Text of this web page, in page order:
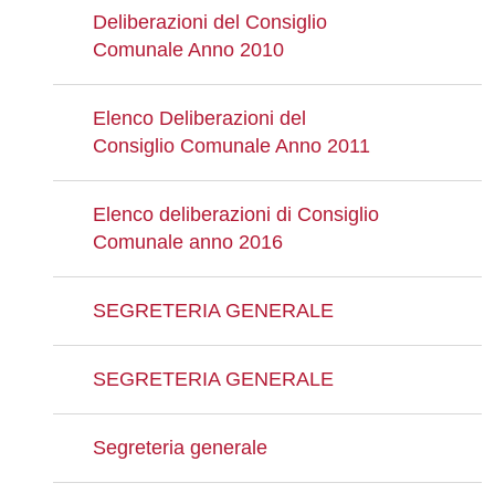
Deliberazioni del Consiglio
Comunale Anno 2010
Elenco Deliberazioni del
Consiglio Comunale Anno 2011
Elenco deliberazioni di Consiglio
Comunale anno 2016
SEGRETERIA GENERALE
SEGRETERIA GENERALE
Segreteria generale